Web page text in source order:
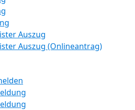
Auszug
Auszug (Onlineantrag)